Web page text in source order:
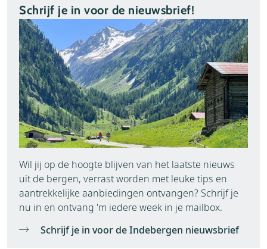
Schrijf je in voor de nieuwsbrief!
Wil jij op de hoogte blijven van het laatste nieuws
uit de bergen, verrast worden met leuke tips en
aantrekkelijke aanbiedingen ontvangen? Schrijf je
nu in en ontvang 'm iedere week in je mailbox.
Schrijf je in voor de Indebergen nieuwsbrief